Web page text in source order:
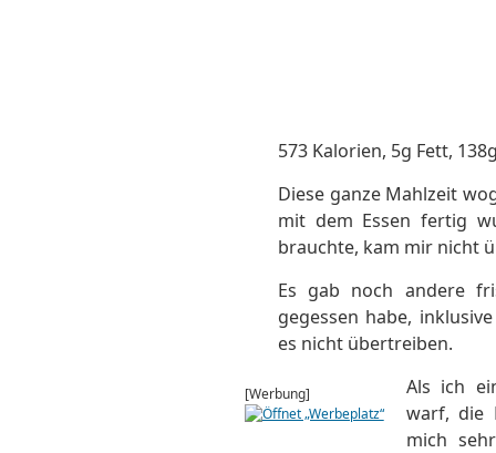
573 Kalorien, 5g Fett,
Diese ganze Mahlzeit
mit dem Essen fertig
brauchte, kam mir nicht
Es gab noch andere
gegessen habe,
es nicht übertreiben.
[Werbung]
Als ich
warf, die
mich